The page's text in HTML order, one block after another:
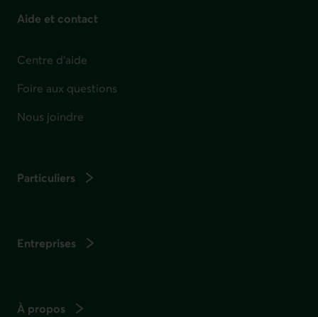
Aide et contact
Centre d'aide
Foire aux questions
Nous joindre
Particuliers
Entreprises
À propos